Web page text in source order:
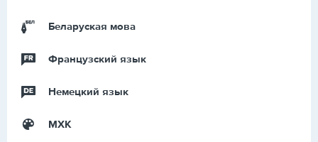
Беларуская мова
Французский язык
Немецкий язык
МХК